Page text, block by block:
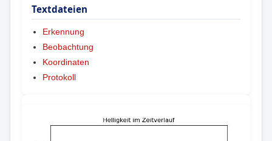
Textdateien
Erkennung
Beobachtung
Koordinaten
Protokoll